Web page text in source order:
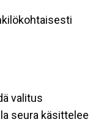
valitus
seura käsittelee